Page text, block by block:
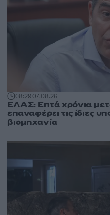
08:2907.08.26
ΕΛΑΣ: Επτά χρόνια
επαναφέρει τις ίδιες
βιομηχανία